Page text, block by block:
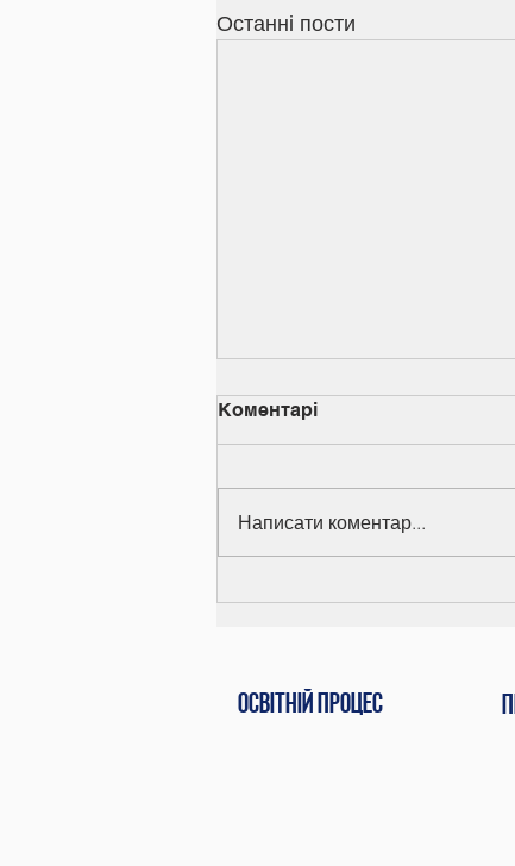
Останні пости
Вручення дипломів
Коментарі
Написати коментар...
Освітній процес